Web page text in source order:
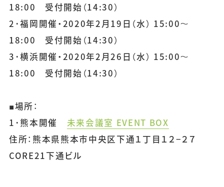
18:00 受付開始（14:30）
2･福岡開催・2020年2月19日（水） 15:00～
18:00 受付開始（14:30）
3･横浜開催・2020年2月26日（水） 15:00～
18:00 受付開始（14:30）
■場所：
1･熊本開催 未来会議室 EVENT BOX
住所：熊本県熊本市中央区下通１丁目１２−２７
CORE21下通ビル